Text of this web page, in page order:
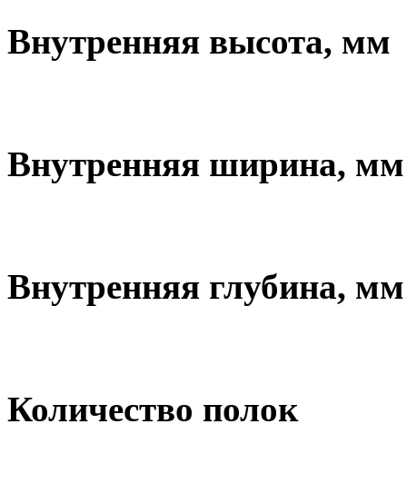
Внутренняя высота, мм
Внутренняя ширина, мм
Внутренняя глубина, мм
Количество полок